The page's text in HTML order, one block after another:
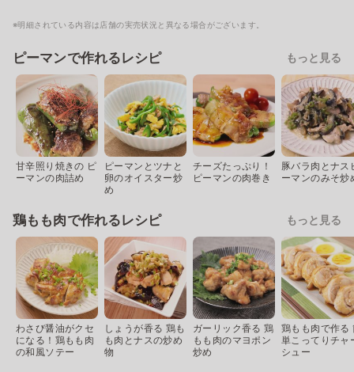
※明細されている内容は店舗の実売状況と異なる場合がございます。
ピーマンで作れるレシピ もっと見る
甘辛照り焼きの ピ
ーマンの肉詰め
ピーマンとツナと
卵のオイスター炒
め
チーズたっぷり！
ピーマンの肉巻き
豚バラ肉とナス
ーマンのみそ炒
鶏もも肉で作れるレシピ もっと見る
わさび醤油がクセ
になる！鶏もも肉
の和風ソテー
しょうが香る 鶏も
も肉とナスの炒め
物
ガーリック香る 鶏
もも肉のマヨポン
炒め
鶏もも肉で作る
単こってりチャ
シュー